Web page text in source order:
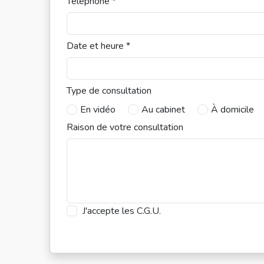
Date et heure *
Type de consultation
En vidéo
Au cabinet
À domicile
Raison de votre consultation
J'accepte les C.G.U.